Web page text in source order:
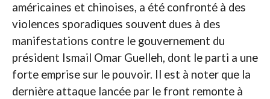
américaines et chinoises, a été confronté à des
violences sporadiques souvent dues à des
manifestations contre le gouvernement du
président Ismail Omar Guelleh, dont le parti a une
forte emprise sur le pouvoir. Il est à noter que la
dernière attaque lancée par le front remonte à